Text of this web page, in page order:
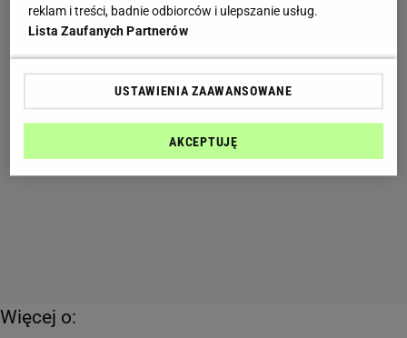
Więcej o:
reklam i treści, badnie odbiorców i ulepszanie usług.
Lista Zaufanych Partnerów
USTAWIENIA ZAAWANSOWANE
AKCEPTUJĘ